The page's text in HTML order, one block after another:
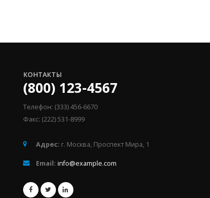
КОНТАКТЫ
(800) 123-4567
Телефон: (333) 456-6670
Факс: (222) 531-8999
Адрес: г. Москва, Проспект Мира, 1
Email: info@example.com